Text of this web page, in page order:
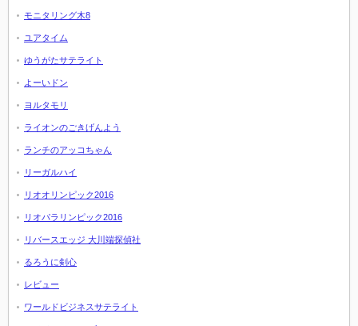
モニタリング木8
ユアタイム
ゆうがたサテライト
よーいドン
ヨルタモリ
ライオンのごきげんよう
ランチのアッコちゃん
リーガルハイ
リオオリンピック2016
リオパラリンピック2016
リバースエッジ 大川端探偵社
るろうに剣心
レビュー
ワールドビジネスサテライト